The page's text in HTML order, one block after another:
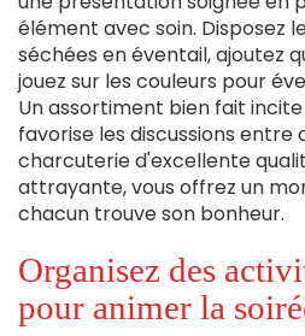
élément avec soin. Disposez
séchées en éventail, ajoutez
jouez sur les couleurs pour
Un assortiment bien fait
favorise les discussions entre
charcuterie d'excellente
attrayante, vous offrez un
chacun trouve son bonheur.
Organisez des
pour animer la